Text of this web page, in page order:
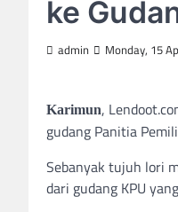
ke
admin Monday, 15
Karimun,
gudang Panitia
Sebanyak tujuh lori
dari gudang KPU